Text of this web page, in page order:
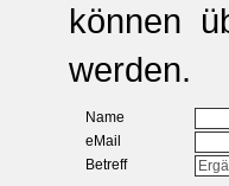
können
werden.
Name
eMail
Betreff